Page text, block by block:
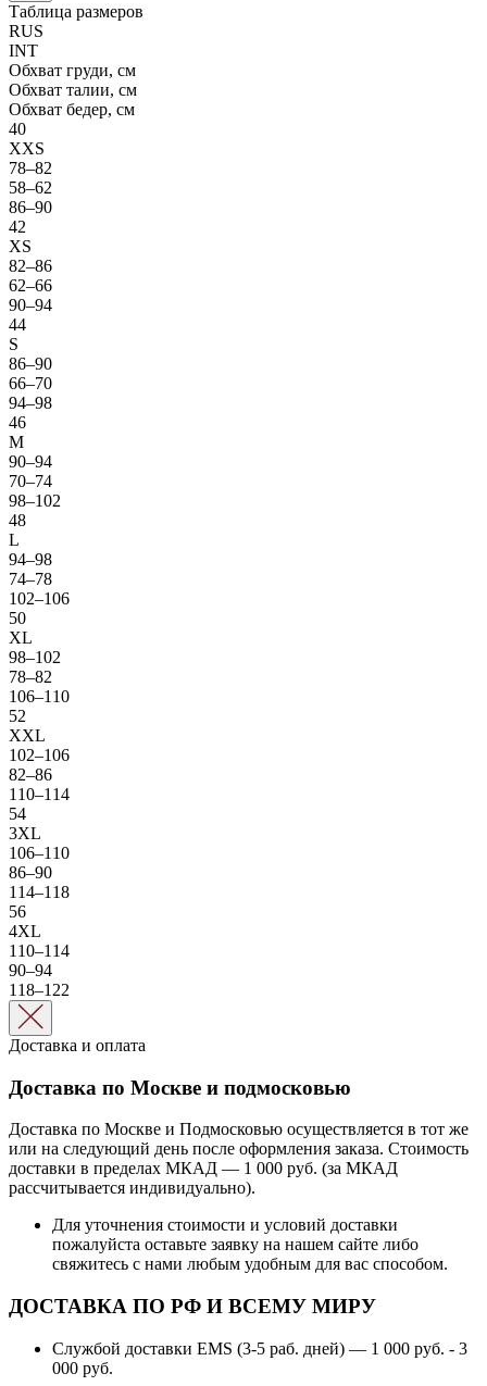
Таблица размеров
RUS
INT
Обхват груди, см
Обхват талии, см
Обхват бедер, см
40
XXS
78–82
58–62
86–90
42
XS
82–86
62–66
90–94
44
S
86–90
66–70
94–98
46
M
90–94
70–74
98–102
48
L
94–98
74–78
102–106
50
XL
98–102
78–82
106–110
52
XXL
102–106
82–86
110–114
54
3XL
106–110
86–90
114–118
56
4XL
110–114
90–94
118–122
Доставка и оплата
Доставка по Москве и подмосковью
Доставка по Москве и Подмосковью осуществляется в тот же
или на следующий день после оформления заказа. Стоимость
доставки в пределах МКАД — 1 000 руб. (за МКАД
рассчитывается индивидуально).
Для уточнения стоимости и условий доставки
пожалуйста оставьте заявку на нашем сайте либо
свяжитесь с нами любым удобным для вас способом.
ДОСТАВКА ПО РФ И ВСЕМУ МИРУ
Службой доставки EMS (3-5 раб. дней) — 1 000 руб. - 3
000 руб.